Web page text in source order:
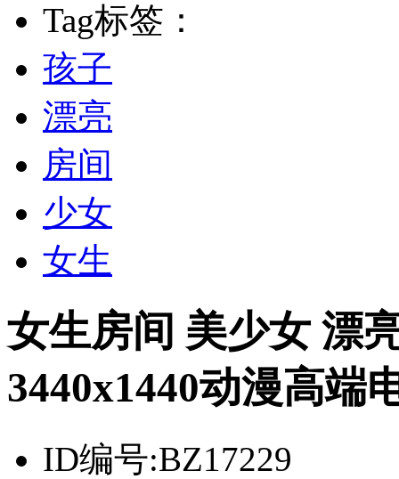
Tag标签：
孩子
漂亮
房间
少女
女生
女生房间 美少女 漂
3440x1440动漫高端
ID编号:BZ17229